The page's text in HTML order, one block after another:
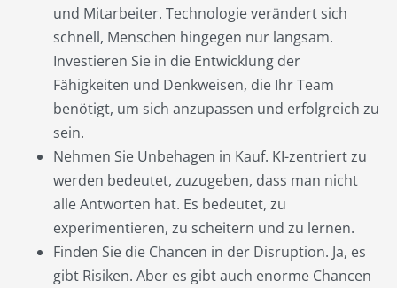
und Mitarbeiter. Technologie verändert sich
schnell, Menschen hingegen nur langsam.
Investieren Sie in die Entwicklung der
Fähigkeiten und Denkweisen, die Ihr Team
benötigt, um sich anzupassen und erfolgreich zu
sein.
Nehmen Sie Unbehagen in Kauf. KI-zentriert zu
werden bedeutet, zuzugeben, dass man nicht
alle Antworten hat. Es bedeutet, zu
experimentieren, zu scheitern und zu lernen.
Finden Sie die Chancen in der Disruption. Ja, es
gibt Risiken. Aber es gibt auch enorme Chancen